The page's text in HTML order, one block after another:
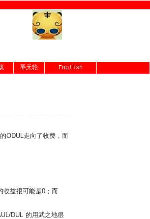
墨天轮 English
ODUL走向了收费，而
收益很可能是0；而
DUL 的用武之地很